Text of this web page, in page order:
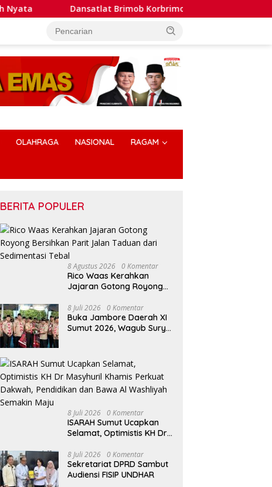
Dansatlat Brimob Korbrimob Buka Pelatihan Wanteror
OLAHRAGA NASIONAL RAGAM
BERITA POPULER
8 Agustus 2026 0 Komentar
Rico Waas Kerahkan
Jajaran Gotong Royong
Taduan dari Sedimentasi
Tebal
8 Juli 2026 0 Komentar
Buka Jambore Daerah XI
Sumut 2026, Wagub Surya
Pembawa Solusi
8 Juli 2026 0 Komentar
ISARAH Sumut Ucapkan
Selamat, Optimistis KH Dr
Dakwah, Pendidikan dan
Bawa Al Washliyah
Semakin Maju
8 Juli 2026 0 Komentar
Sekretariat DPRD Sambut
Audiensi FISIP UNDHAR